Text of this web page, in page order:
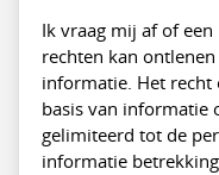
Ik vraag mij af of
rechten kan
informatie. Het recht
basis van informatie
gelimiteerd tot de
informatie